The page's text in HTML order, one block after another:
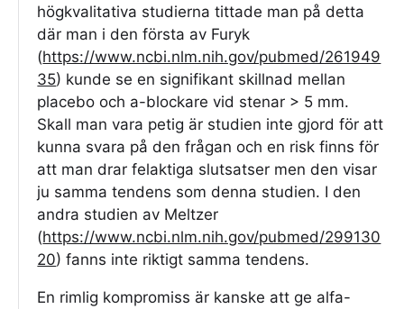
högkvalitativa studierna tittade man på detta
där man i den första av Furyk
(https://www.ncbi.nlm.nih.gov/pubmed/261949
35) kunde se en signifikant skillnad mellan
placebo och a-blockare vid stenar > 5 mm.
Skall man vara petig är studien inte gjord för att
kunna svara på den frågan och en risk finns för
att man drar felaktiga slutsatser men den visar
ju samma tendens som denna studien. I den
andra studien av Meltzer
(https://www.ncbi.nlm.nih.gov/pubmed/299130
20) fanns inte riktigt samma tendens.
En rimlig kompromiss är kanske att ge alfa-